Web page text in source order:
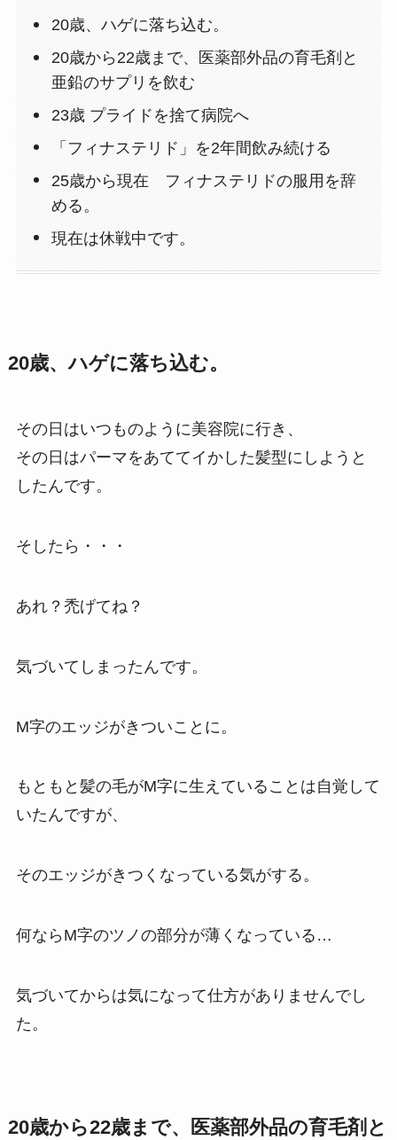
20歳、ハゲに落ち込む。
20歳から22歳まで、医薬部外品の育毛剤と
亜鉛のサプリを飲む
23歳 プライドを捨て病院へ
「フィナステリド」を2年間飲み続ける
25歳から現在 フィナステリドの服用を辞
める。
現在は休戦中です。
20歳、ハゲに落ち込む。
その日はいつものように美容院に行き、
その日はパーマをあててイかした髪型にしようと
したんです。
そしたら・・・
あれ？禿げてね？
気づいてしまったんです。
M字のエッジがきついことに。
もともと髪の毛がM字に生えていることは自覚して
いたんですが、
そのエッジがきつくなっている気がする。
何ならM字のツノの部分が薄くなっている…
気づいてからは気になって仕方がありませんでし
た。
20歳から22歳まで、医薬部外品の育毛剤と